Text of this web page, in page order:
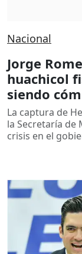
Nacional
Jorge
huachicol
siendo
La captura de
la Secretaría de
crisis en el